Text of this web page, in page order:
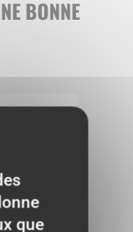
BONNE
que